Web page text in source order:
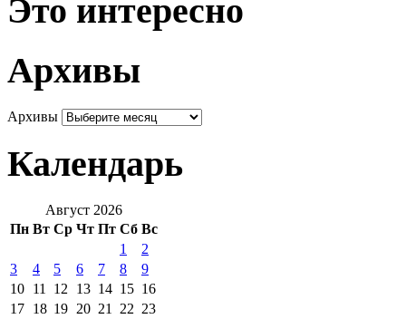
Это интересно
Архивы
Архивы
Календарь
Август 2026
Пн Вт Ср Чт Пт Сб Вс
1
2
3
4 5 6 7 8
9
10 11 12 13 14 15 16
17 18 19 20 21 22 23